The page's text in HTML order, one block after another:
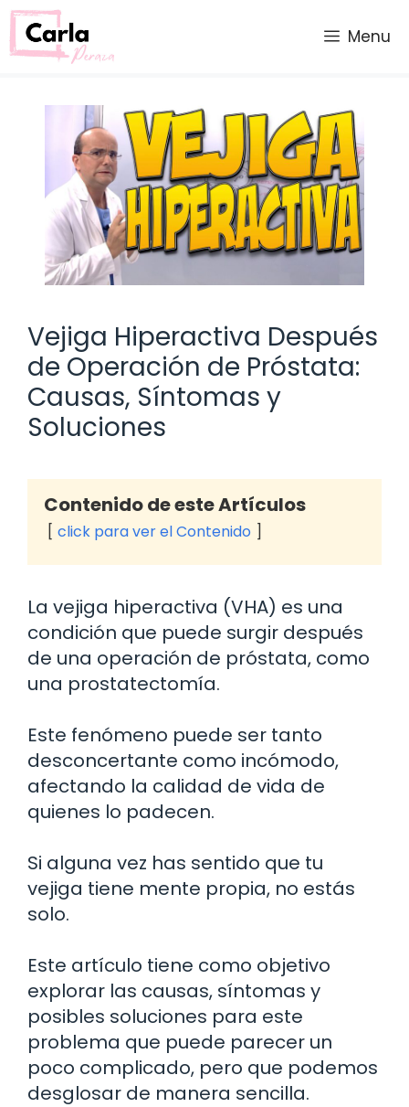
Saltar
al
contenido
Menu
Vejiga Hiperactiva Después
de Operación de Próstata:
Causas, Síntomas y
Soluciones
Contenido de este Artículos
click para ver el Contenido
La vejiga hiperactiva (VHA) es una
condición que puede surgir después
de una operación de próstata, como
una prostatectomía.
Este fenómeno puede ser tanto
desconcertante como incómodo,
afectando la calidad de vida de
quienes lo padecen.
Si alguna vez has sentido que tu
vejiga tiene mente propia, no estás
solo.
Este artículo tiene como objetivo
explorar las causas, síntomas y
posibles soluciones para este
problema que puede parecer un
poco complicado, pero que podemos
desglosar de manera sencilla.